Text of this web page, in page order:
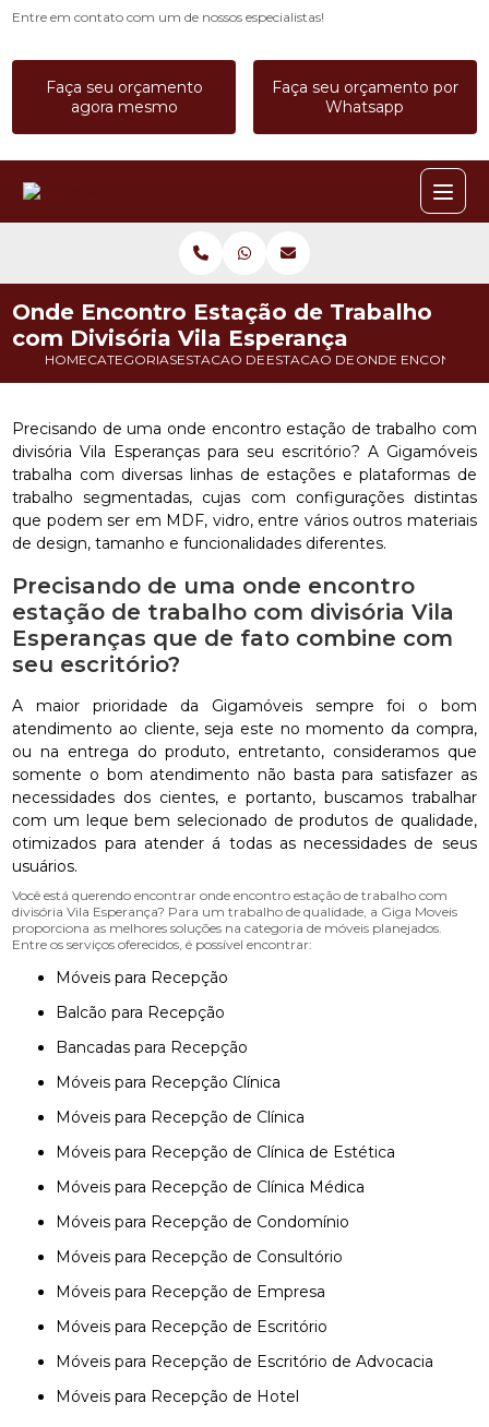
Entre em contato com um de nossos especialistas!
Faça seu orçamento
agora mesmo
Faça seu orçamento por
Whatsapp
HOMECATEGORIASESTACAO DE TRABALHOESTACAO DE TRABALHO COM
ONDE ENCONTRO
Onde Encontro Estação de Trabalho
com Divisória Vila Esperança
Precisando de uma onde encontro estação de trabalho com
divisória Vila Esperanças para seu escritório? A Gigamóveis
trabalha com diversas linhas de estações e plataformas de
trabalho segmentadas, cujas com configurações distintas
que podem ser em MDF, vidro, entre vários outros materiais
de design, tamanho e funcionalidades diferentes.
Precisando de uma onde encontro
estação de trabalho com divisória Vila
Esperanças que de fato combine com
seu escritório?
A maior prioridade da Gigamóveis sempre foi o bom
atendimento ao cliente, seja este no momento da compra,
ou na entrega do produto, entretanto, consideramos que
somente o bom atendimento não basta para satisfazer as
necessidades dos cientes, e portanto, buscamos trabalhar
com um leque bem selecionado de produtos de qualidade,
otimizados para atender á todas as necessidades de seus
usuários.
Você está querendo encontrar onde encontro estação de trabalho com
divisória Vila Esperança? Para um trabalho de qualidade, a Giga Moveis
proporciona as melhores soluções na categoria de móveis planejados.
Entre os serviços oferecidos, é possível encontrar:
Móveis para Recepção
Balcão para Recepção
Bancadas para Recepção
Móveis para Recepção Clínica
Móveis para Recepção de Clínica
Móveis para Recepção de Clínica de Estética
Móveis para Recepção de Clínica Médica
Móveis para Recepção de Condomínio
Móveis para Recepção de Consultório
Móveis para Recepção de Empresa
Móveis para Recepção de Escritório
Móveis para Recepção de Escritório de Advocacia
Móveis para Recepção de Hotel